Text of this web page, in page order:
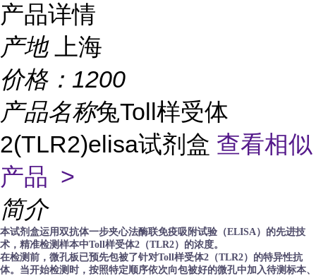
产品详情
产地
上海
价格： 1200
产品名称兔Toll样受体
2(TLR2)elisa试剂盒 查看相似
产品 >
简介
本试剂盒运用双抗体一步夹心法酶联免疫吸附试验（ELISA）的先进技
术，精准检测样本中Toll样受体2（TLR2）的浓度。
在检测前，微孔板已预先包被了针对Toll样受体2（TLR2）的特异性抗
体。当开始检测时，按照特定顺序依次向包被好的微孔中加入待测标本、